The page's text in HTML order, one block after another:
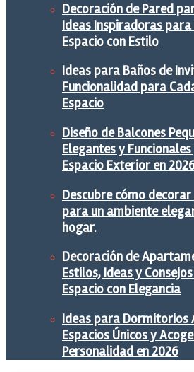
Decoración de Pared
Ideas Inspiradoras
Espacio con Estilo
Ideas para Baños de
Funcionalidad para
Espacio
Diseño de Balcones
Elegantes y
Espacio Exterior en 2026
Descubre cómo
para un ambiente
hogar.
Decoración de
Estilos, Ideas y
Espacio con Elegancia
Ideas para Dormitorios
Espacios Únicos y
Personalidad en 2026